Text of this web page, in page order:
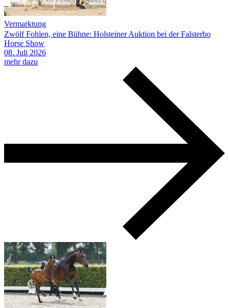
Vermarktung
Zwölf Fohlen, eine Bühne: Holsteiner Auktion bei der Falsterbo
Horse Show
08. Juli 2026
mehr dazu